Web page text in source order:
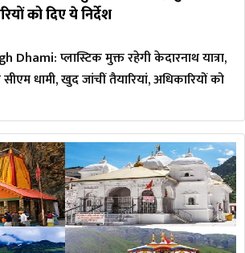
को दिए ये निर्देश
Dhami: प्लास्टिक मुक्त रहेगी केदारनाथ यात्रा,
सीएम धामी, खुद जांचीं तैयारियां, अधिकारियों को